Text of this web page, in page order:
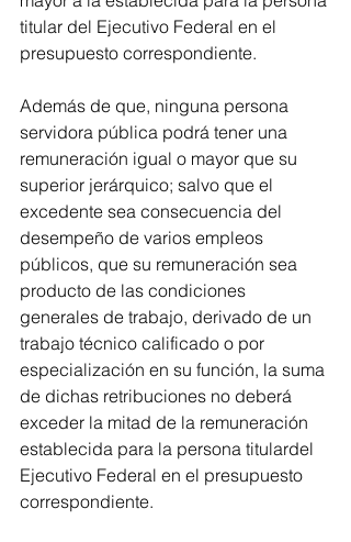
titular del Ejecutivo Federal en el
presupuesto correspondiente.
Además de que, ninguna persona
servidora pública podrá tener una
remuneración igual o mayor que su
superior jerárquico; salvo que el
excedente sea consecuencia del
desempeño de varios empleos
públicos, que su remuneración sea
producto de las condiciones
generales de trabajo, derivado de un
trabajo técnico calificado o por
especialización en su función, la suma
de dichas retribuciones no deberá
exceder la mitad de la remuneración
establecida para la persona titulardel
Ejecutivo Federal en el presupuesto
correspondiente.